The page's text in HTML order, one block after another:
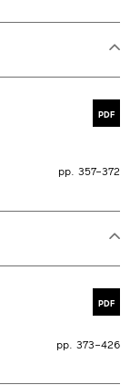
PDF
pp. 357–372
PDF
pp. 373–426